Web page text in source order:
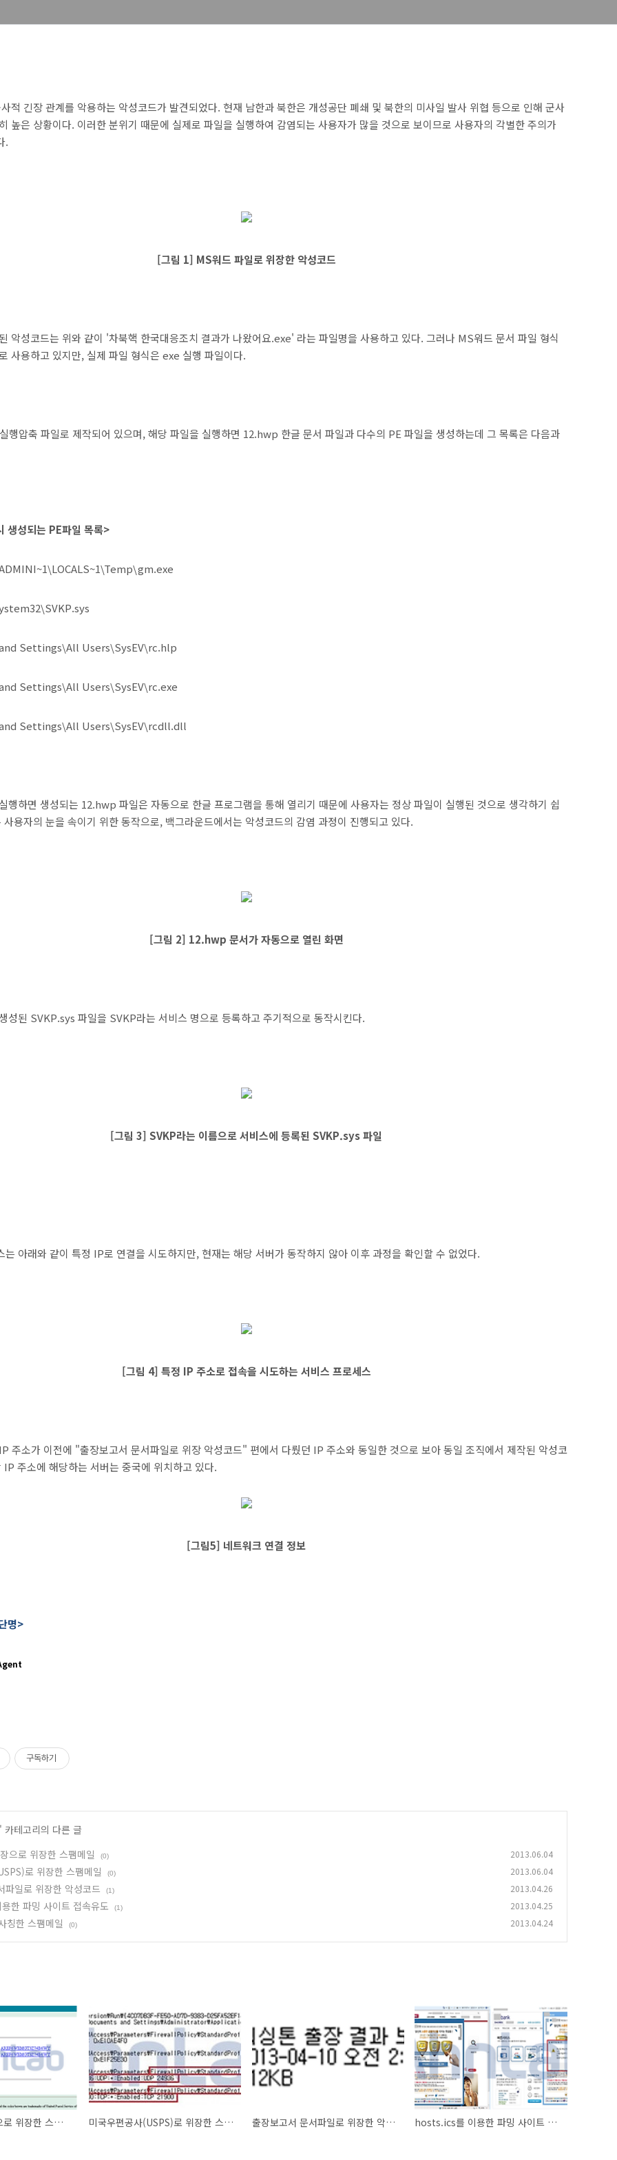
적 긴장 관계를 악용하는 악성코드가 발견되었다. 현재 남한과 북한은 개성공단 폐쇄 및 북한의 미사일 발사 위협 등으로 인해 군사
높은 상황이다. 이러한 분위기 때문에 실제로 파일을 실행하여 감염되는 사용자가 많을 것으로 보이므로 사용자의 각별한 주의가
.
[그림 1] MS워드 파일로 위장한 악성코드
악성코드는 위와 같이 '차북핵 한국대응조치 결과가 나왔어요.exe' 라는 파일명을 사용하고 있다. 그러나 MS워드 문서 파일 형식
사용하고 있지만, 실제 파일 형식은 exe 실행 파일이다.
행압축 파일로 제작되어 있으며, 해당 파일을 실행하면 12.hwp 한글 문서 파일과 다수의 PE 파일을 생성하는데 그 목록은 다음과
생성되는 PE파일 목록>
Settings\All Users\SysEV\rc.hlp
Settings\All Users\SysEV\rc.exe
Settings\All Users\SysEV\rcdll.dll
행하면 생성되는 12.hwp 파일은 자동으로 한글 프로그램을 통해 열리기 때문에 사용자는 정상 파일이 실행된 것으로 생각하기 쉽
사용자의 눈을 속이기 위한 동작으로, 백그라운드에서는 악성코드의 감염 과정이 진행되고 있다.
[그림 2] 12.hwp 문서가 자동으로 열린 화면
성된 SVKP.sys 파일을 SVKP라는 서비스 명으로 등록하고 주기적으로 동작시킨다.
[그림 3] SVKP라는 이름으로 서비스에 등록된 SVKP.sys 파일
는 아래와 같이 특정 IP로 연결을 시도하지만, 현재는 해당 서버가 동작하지 않아 이후 과정을 확인할 수 없었다.
[그림 4] 특정 IP 주소로 접속을 시도하는 서비스 프로세스
주소가 이전에 "출장보고서 문서파일로 위장 악성코드" 편에서 다뤘던 IP 주소와 동일한 것으로 보아 동일 조직에서 제작된 악성코
IP 주소에 해당하는 서버는 중국에 위치하고 있다.
[그림5] 네트워크 연결 정보
명>
구독하기
카테고리의 다른 글
으로 위장한 스팸메일
(0) 2013.06.04
로 위장한 스팸메일 (0) 2013.06.04
파일로 위장한 악성코드 (1) 2013.04.26
한 파밍 사이트 접속유도 (1) 2013.04.25
칭한 스팸메일 (0) 2013.04.24
UPS 화물 운송장으로 위장한 스팸메일 미국우편공사(USPS)로 위장한 스팸메일 출장보고서 문서파일로 위장한 악성코드 hosts.ics를 이용한 파밍 사이트 접속유도